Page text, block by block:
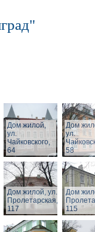
Дом жилой,
ул.
Чайковского,
64
Дом
ул.
58
Дом жилой, ул.
Пролетарская,
117
Дом
115